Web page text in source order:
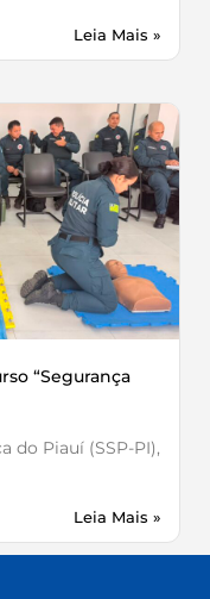
Leia Mais »
“Segurança
do Piauí (SSP-PI),
Leia Mais »